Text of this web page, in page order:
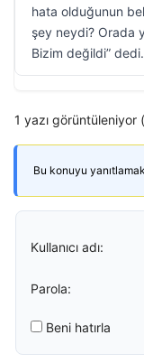
hata olduğunun
şey neydi? Orada
Bizim değildi” dedi.
1 yazı görüntüleniyor
Bu konuyu
Kullanıcı adı:
Parola:
Beni hatırla